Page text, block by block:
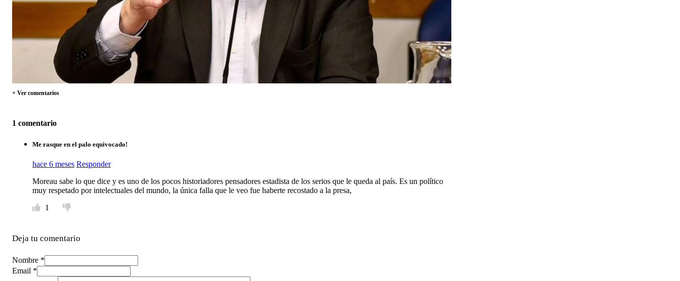
+ Ver comentarios
1 comentario
Me rasque en el palo equivocado!
hace 6 meses Responder
Moreau sabe lo que dice y es uno de los pocos historiadores pensadores estadista de los serios que le queda al país. Es un político
muy respetado por intelectuales del mundo, la única falla que le veo fue haberte recostado a la presa,
1
Deja tu comentario
Nombre *
Email *